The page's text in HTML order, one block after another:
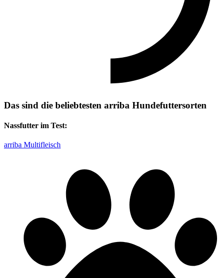
Das sind die beliebtesten arriba Hundefuttersorten
Nassfutter im Test:
arriba Multifleisch